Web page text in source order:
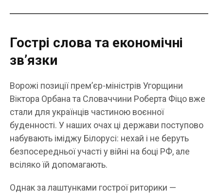
Гострі слова та економічні
зв’язки
Ворожі позиції прем’єр-міністрів Угорщини
Віктора Орбана та Словаччини Роберта Фіцо вже
стали для українців частиною воєнної
буденності. У наших очах ці держави поступово
набувають іміджу Білорусі: нехай і не беруть
безпосередньої участі у війні на боці РФ, але
всіляко їй допомагають.
Однак за лаштунками гострої риторики —